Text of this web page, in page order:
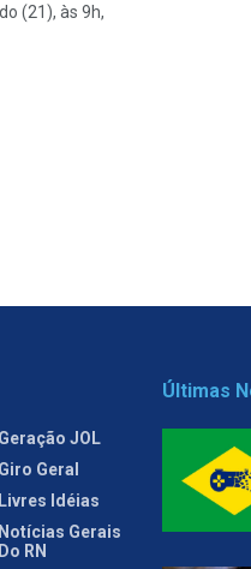
(21), às 9h,
Geração JOL
Giro Geral
Livres Idéias
Notícias Gerais
Do RN
Últimas